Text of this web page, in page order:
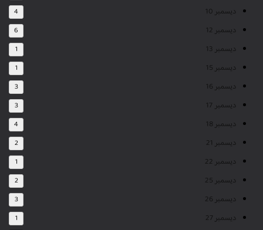
ديسمبر 10 4
ديسمبر 12 6
ديسمبر 13 1
ديسمبر 15 1
ديسمبر 16 3
ديسمبر 17 3
ديسمبر 18 4
ديسمبر 21 2
ديسمبر 22 1
ديسمبر 25 2
ديسمبر 26 3
ديسمبر 27 1